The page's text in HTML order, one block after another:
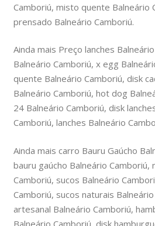
Camboriú, misto quente Balneário
prensado Balneário Camboriú.
Ainda mais Preço lanches
Balneário Camboriú, x egg
quente Balneário Camboriú, disk
Balneário Camboriú, hot dog
24 Balneário Camboriú, disk
Camboriú, lanches Balneário
Ainda mais carro Bauru Gaúcho
bauru gaúcho Balneário
Camboriú, sucos Balneário
Camboriú, sucos naturais
artesanal Balneário Camboriú,
Balneário Camboriú, disk